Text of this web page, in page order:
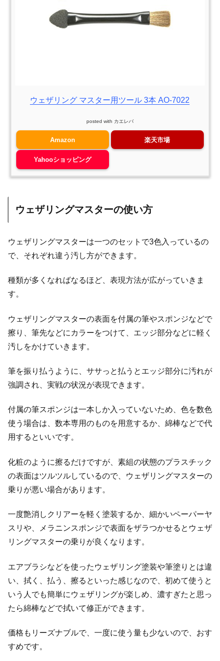
ウェザリング マスター用ツール 3本 AO-7022
posted with カエレバ
Amazon 楽天市場
Yahooショッピング
ウェザリングマスターの使い方
ウェザリングマスターは一つのセットで3色入っているの
で、それぞれ違う汚し方ができます。
種類が多くなればなるほど、表現方法が広がっていきま
す。
ウェザリングマスターの表面を付属の筆やスポンジなどで
擦り、筆先などにカラーをつけて、エッジ部分などに軽く
汚しをかけていきます。
筆を振り払うように、ササっと払うとエッジ部分に汚れが
強調され、実戦の状況が表現できます。
付属の筆スポンジは一本しか入っていないため、色を数色
使う場合は、数本専用のものを用意するか、綿棒などで代
用するといいです。
化粧のように擦るだけですが、素組の状態のプラスチック
の表面はツルツルしているので、ウェザリングマスターの
乗りが悪い場合があります。
一度艶消しクリアーを軽く塗装するか、細かいペーパーヤ
スリや、メラニンスポンジで表面をザラつかせるとウェザ
リングマスターの乗りが良くなります。
エアブラシなどを使ったウェザリング塗装や筆塗りとは違
い、拭く、払う、擦るといった感じなので、初めて使うと
いう人でも簡単にウェザリングが楽しめ、濃すぎたと思っ
たら綿棒などで拭いて修正ができます。
価格もリーズナブルで、一度に使う量も少ないので、おす
すめです。